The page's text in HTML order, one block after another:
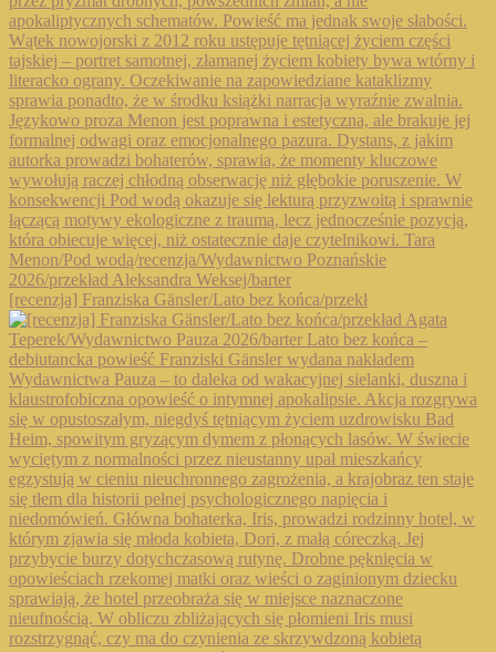
[recenzja] Franziska Gänsler/Lato bez końca/przekł